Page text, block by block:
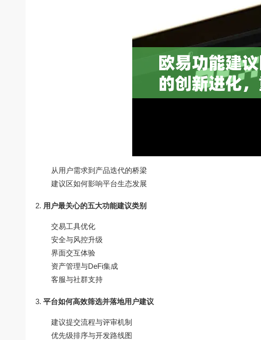
从用户需求到产品迭代的桥梁
建议区如何影响平台生态发展
用户最关心的五大功能建议类别
交易工具优化
安全与风控升级
界面交互体验
资产管理与DeFi集成
客服与社群支持
平台如何高效筛选并落地用户建议
建议提交流程与评审机制
优先级排序与开发路线图